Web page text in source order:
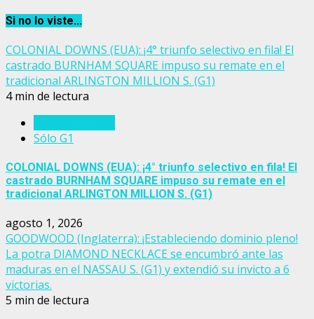
Si no lo viste...
COLONIAL DOWNS (EUA): ¡4° triunfo selectivo en fila! El
castrado BURNHAM SQUARE impuso su remate en el
tradicional ARLINGTON MILLION S. (G1)
4 min de lectura
Sólo G1
COLONIAL DOWNS (EUA): ¡4° triunfo selectivo en fila! El
castrado BURNHAM SQUARE impuso su remate en el
tradicional ARLINGTON MILLION S. (G1)
agosto 1, 2026
GOODWOOD (Inglaterra): ¡Estableciendo dominio pleno!
La potra DIAMOND NECKLACE se encumbró ante las
maduras en el NASSAU S. (G1) y extendió su invicto a 6
victorias.
5 min de lectura